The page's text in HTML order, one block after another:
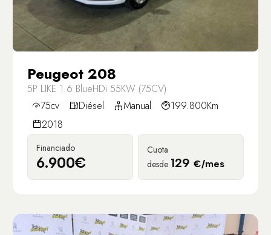
Peugeot 208
5P LIKE 1.6 BlueHDi 55KW (75CV)
75cv
Diésel Manual
199.800Km
2018
Financiado
6.900€
Cuota
desde 129 €/mes